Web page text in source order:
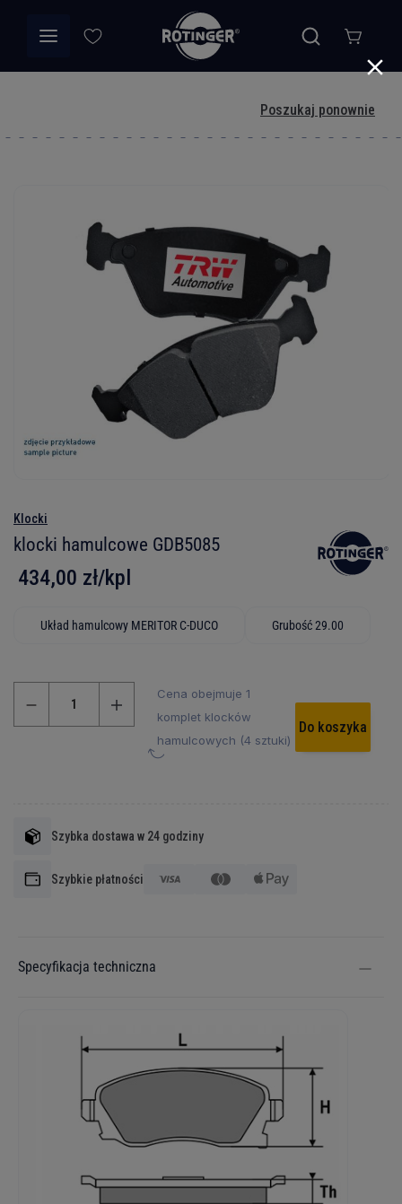
Poszukaj ponownie
Klocki
klocki hamulcowe GDB5085
434,00 zł/kpl
Układ hamulcowy MERITOR C-DUCO Grubość 29.00
Cena obejmuje 1
komplet klocków
hamulcowych (4 sztuki)
Do koszyka
Szybka dostawa w 24 godziny
Szybkie płatności
Specyfikacja techniczna